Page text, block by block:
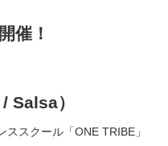
催！
Salsa）
スクール「ONE TRIBE」